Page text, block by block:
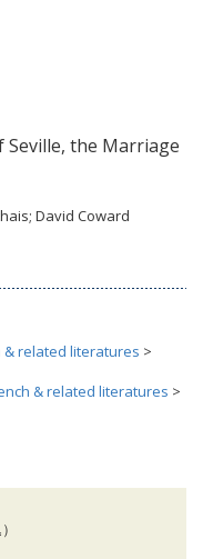
the Marriage
David Coward
& related literatures >
& related literatures >